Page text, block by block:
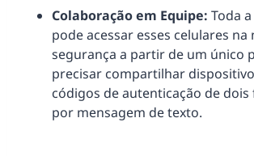
Colaboração em Equipe: Toda
pode acessar esses celulares na
segurança a partir de um único
precisar compartilhar
códigos de autenticação de dois
por mensagem de texto.